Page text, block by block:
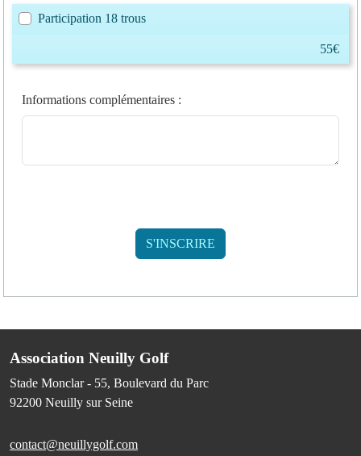
Participation 18 trous
55€
Informations complémentaires :
Association Neuilly Golf
Stade Monclar - 55, Boulevard du Parc
92200 Neuilly sur Seine
contact@neuillygolf.com